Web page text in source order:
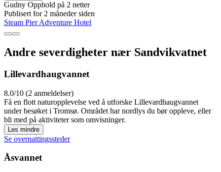
Gudny Opphold på 2 netter
Publisert for 2 måneder siden
Steam Pier Adventure Hotel
Andre severdigheter nær Sandvikvatnet
Lillevardhaugvannet
8.0/10 (2 anmeldelser)
Få en flott naturopplevelse ved å utforske Lillevardhaugvannet
under besøket i Tromsø. Området har nordlys du bør oppleve, eller
bli med på aktiviteter som omvisninger.
Les mindre
Se overnattingssteder
Åsvannet